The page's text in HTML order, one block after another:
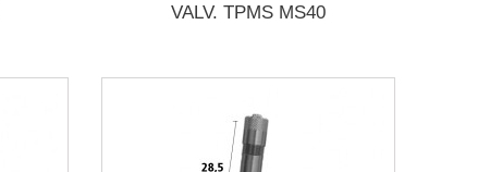
VALV. TPMS MS40